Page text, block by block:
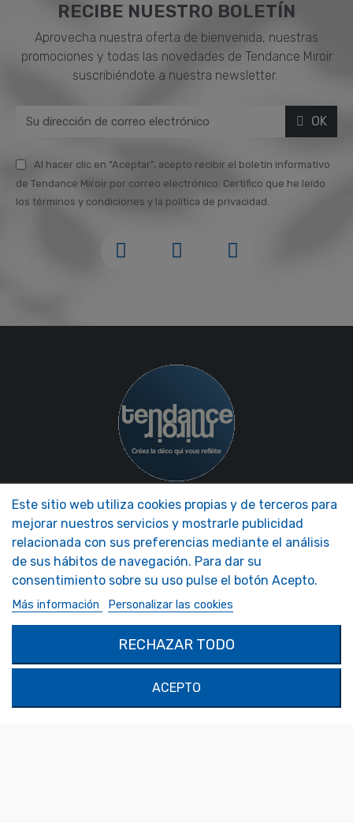
RECIBE NUESTRO BOLETÍN
Aprovecha nuestra oferta de bienvenida, nuestras
promociones y todas las novedades de Tendance Miroir
suscribiéndote a nuestra newsletter.
OK
Al hacer clic en "Aceptar", acepto recibir el boletín informativo
de Tendance Miroir por correo electrónico. Certifico que he leído
los términos y condiciones y la política de privacidad.
NOS MIROIRS
Accesorios Espejos
Espejos de autocaravanas
Espejos de seguridad
Espejos decorativos
NUESTRA EMPRESA
Tendencia Espejo Presentación
FAQ - Foire aux Questions
MON COMPTE
Mi Cuenta
PRODUCTOS
Contáctenos
1324 Boulevard du Vivarais
Este sitio web utiliza cookies propias y de terceros para
mejorar nuestros servicios y mostrarle publicidad
relacionada con sus preferencias mediante el análisis
de sus hábitos de navegación. Para dar su
consentimiento sobre su uso pulse el botón Acepto.
Más información Personalizar las cookies
RECHAZAR TODO
ACEPTO